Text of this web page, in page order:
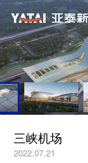
三峡机场
2022.07.21